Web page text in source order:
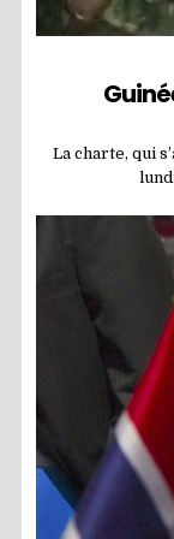
La charte, qui